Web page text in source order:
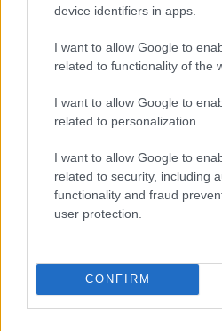
device identifiers in apps.
I want to allow Google to
related to functionality of the
I want to allow Google to
related to personalization.
I want to allow Google to
related to security, including
functionality and fraud
user protection.
CONFIRM
STEM o ITS Academy:
placement
Sofia Ricci · 8 Ago 2026